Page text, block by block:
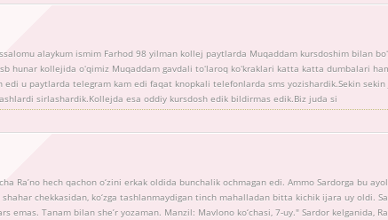
alaykum ismim Farhod 98 yilman kollej paytlarda Muqaddam kursdoshim bilan
hunar kollejida oʻqimiz Muqaddam gavdali toʻlaroq koʻkraklari katta katta dumbalari
edi u paytlarda telegram kam edi faqat knopkali telefonlarda sms yozishardik.Sekin
sirlashardik.Kollejda esa oddiy kursdosh edik bildirmas edik.Biz juda si
Ra’no hech qachon o‘zini erkak oldida bunchalik ochmagan edi. Ammo Sardorga bu
chekkasidan, ko‘zga tashlanmaydigan tinch mahalladan bitta kichik ijara uy oldi.
emas. Tanam bilan she’r yozaman. Manzil: Mavlono ko‘chasi, 7-uy." Sardor kelganida,